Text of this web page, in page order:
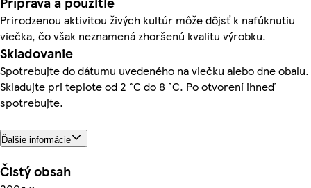
Prirodzenou aktivitou živých kultúr môže dôjsť k nafúknutiu
viečka, čo však neznamená zhoršenú kvalitu výrobku.
Skladovanie
Spotrebujte do dátumu uvedeného na viečku alebo dne obalu.
Skladujte pri teplote od 2 °C do 8 °C. Po otvorení ihneď
spotrebujte.
Ďalšie informácie
Čistý obsah